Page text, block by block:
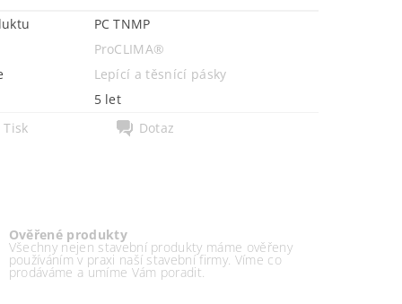
PC TNMP
ProCLIMA®
Lepící a těsnící pásky
5 let
Tisk
Dotaz
Ověřené produkty
Všechny nejen stavební produkty máme ověřeny
používáním v praxi naší stavební firmy. Víme co
prodáváme a umíme Vám poradit.